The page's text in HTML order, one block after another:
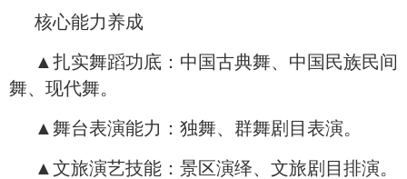
核心能力养成
▲扎实舞蹈功底：中国古典舞、中国民族民间
舞、现代舞。
▲舞台表演能力：独舞、群舞剧目表演。
▲文旅演艺技能：景区演绎、文旅剧目排演。